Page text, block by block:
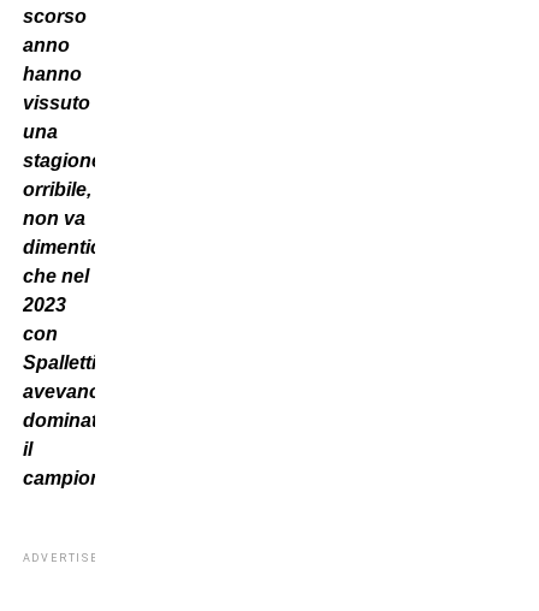
scorso
anno
hanno
vissuto
una
stagione
orribile,
non va
dimenticato
che nel
2023
con
Spalletti
avevano
dominato
il
campionato.
ADVERTISEMENT